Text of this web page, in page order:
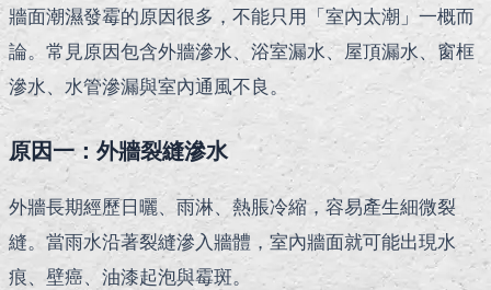
牆面潮濕發霉的原因很多，不能只用「室內太潮」一概而
論。常見原因包含外牆滲水、浴室漏水、屋頂漏水、窗框
滲水、水管滲漏與室內通風不良。
原因一：外牆裂縫滲水
外牆長期經歷日曬、雨淋、熱脹冷縮，容易產生細微裂
縫。當雨水沿著裂縫滲入牆體，室內牆面就可能出現水
痕、壁癌、油漆起泡與霉斑。